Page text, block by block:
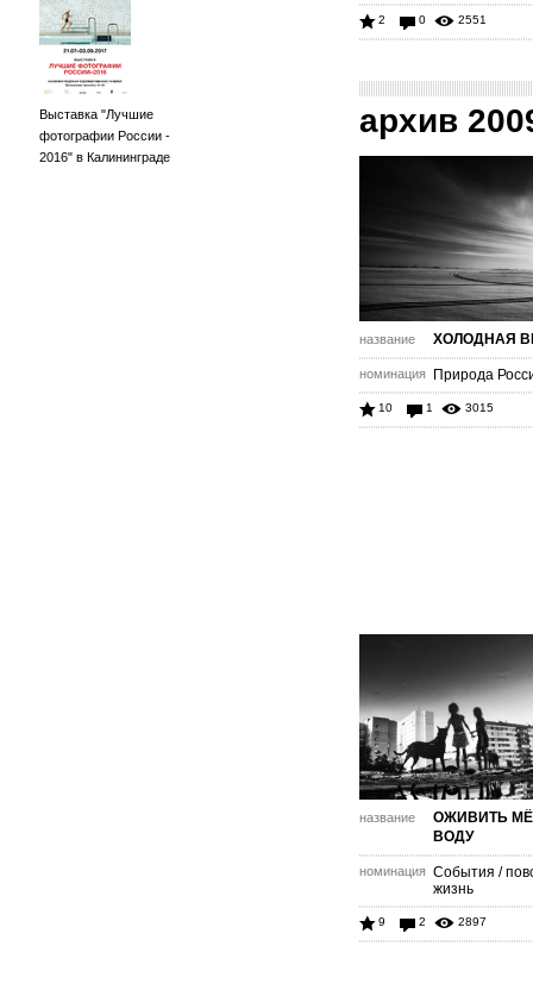
Выставка "Лучшие
фотографии России -
2016" в Калининграде
2 0 2551
архив
название ХОЛОДНАЯ
номинация Природа
10 1 3015
название
ОЖИВИТЬ
ВОДУ
номинация События /
жизнь
9 2 2897